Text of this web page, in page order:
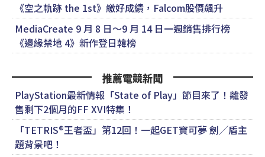
《空之軌跡 the 1st》繳好成績，Falcom股價飆升
MediaCreate 9 月 8 日～9 月 14 日一週銷售排行榜
《邊緣禁地 4》新作登日韓榜
推薦電競新聞
PlayStation最新情報「State of Play」節目來了！離發
售剩下2個月的FF XVI特集！
「TETRIS®王者盃」第12回！一起GET寶可夢 劍╱盾主
題背景吧！